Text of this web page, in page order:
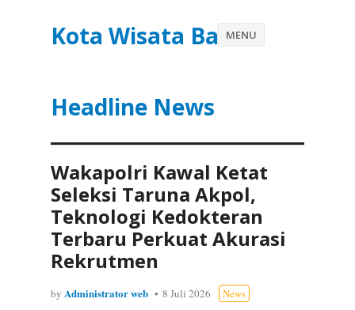
Kota Wisata Batu
Headline News
MENU
Wakapolri Kawal Ketat
Seleksi Taruna Akpol,
Teknologi Kedokteran
Terbaru Perkuat Akurasi
Rekrutmen
by Administrator web 8 Juli 2026 News